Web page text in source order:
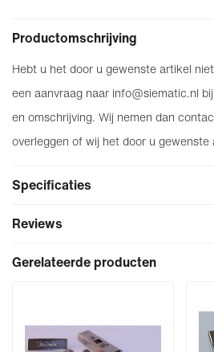
Productomschrijving
Hebt u het door u gewenste artikel
een aanvraag naar info@siematic.nl
en omschrijving. Wij nemen dan
overleggen of wij het door u
Specificaties
Reviews
Gerelateerde producten